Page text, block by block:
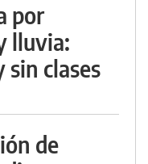
por
lluvia:
sin clases
de